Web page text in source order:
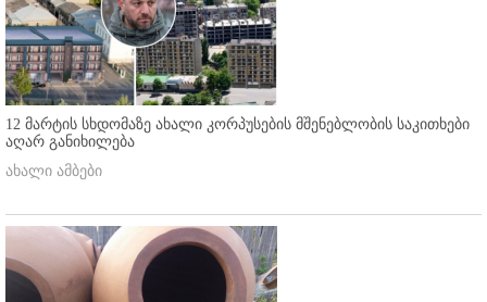
12 მარტის სხდომაზე ახალი კორპუსების მშენებლობის საკითხები
აღარ განიხილება
ახალი ამბები